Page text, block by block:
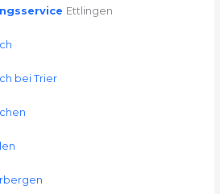
Ettlingen
bei Trier